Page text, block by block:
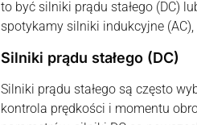
to być silniki prądu stałego (DC)
spotykamy silniki indukcyjne
Silniki prądu stałego (DC)
Silniki prądu stałego są często
kontrola prędkości i momentu